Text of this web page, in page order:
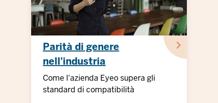
Parità di genere
nell'industria
tecnologica
Come l'azienda Eyeo supera gli
standard di compatibilità